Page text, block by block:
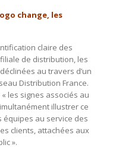
change, les
claire des
de distribution, les
au travers d’un
Distribution France.
les signes associés au
illustrer ce
équipes au service des
clients, attachées aux
».